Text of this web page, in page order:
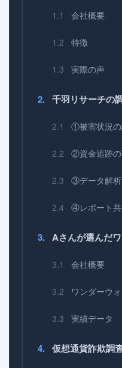
会社概要
特徴
実際の声
千羽リサーチの
①被害状況
②資金追跡
③データ解
④レポート
Aさんが選んだ
会社概要
ワンダーウ
実績データ
仮想通貨詐欺調